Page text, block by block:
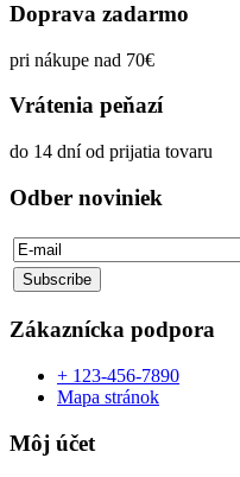
Doprava zadarmo
pri nákupe nad 70€
Vrátenia peňazí
do 14 dní od prijatia tovaru
Odber noviniek
Zákaznícka podpora
+ 123-456-7890
Mapa stránok
Môj účet